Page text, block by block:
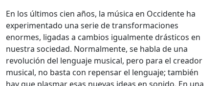
En los últimos cien años, la música en Occidente ha
experimentado una serie de transformaciones
enormes, ligadas a cambios igualmente drásticos en
nuestra sociedad. Normalmente, se habla de una
revolución del lenguaje musical, pero para el creador
musical, no basta con repensar el lenguaje; también